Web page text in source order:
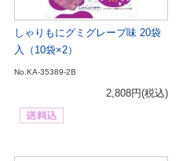
しゃりもにグミグレープ味 20袋
入（10袋×2）
No.KA-35389-2B
2,808円(税込)